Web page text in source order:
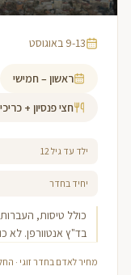
9-13 באוגוסט
ראשון – חמישי
חצי פנסיון +
ילד עד גיל 12
יחיד בחדר
כולל טיסות, העברות
בד"ץ אנטוורפן. לא
מחיר לאדם בחדר זוגי ·